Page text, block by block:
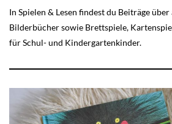
In Spielen & Lesen findest du Beiträge
Bilderbücher sowie Brettspiele,
für Schul- und Kindergartenkinder.